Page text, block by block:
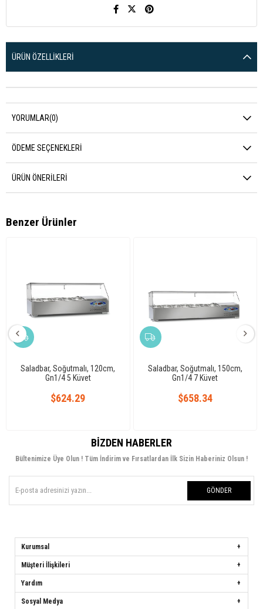
ÜRÜN ÖZELLIKLERI
YORUMLAR(0)
ÖDEME SEÇENEKLERI
ÜRÜN ÖNERILERI
Benzer Ürünler
Saladbar, Soğutmalı, 120cm,
Gn1/4 5 Küvet
$624.29
Saladbar, Soğutmalı, 150cm,
Gn1/4 7 Küvet
$658.34
BIZDEN HABERLER
Bültenimize Üye Olun ! Tüm İndirim ve Fırsatlardan İlk Sizin Haberiniz Olsun !
GÖNDER
Kurumsal
Müşteri İlişkileri
Yardım
Sosyal Medya